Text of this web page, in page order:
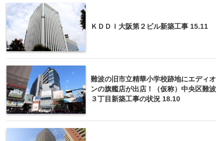
ＫＤＤＩ大阪第２ビル新築工事 15.11
難波の旧市立精華小学校跡地にエディオ
ンの旗艦店が出店！（仮称）中央区難波
３丁目新築工事の状況 18.10